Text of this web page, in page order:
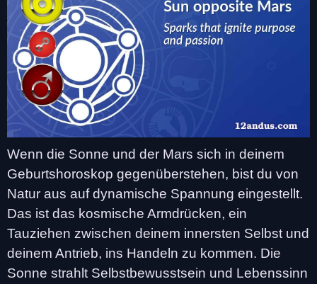
Wenn die Sonne und der Mars sich in deinem
Geburtshoroskop gegenüberstehen, bist du von
Natur aus auf dynamische Spannung eingestellt.
Das ist das kosmische Armdrücken, ein
Tauziehen zwischen deinem innersten Selbst und
deinem Antrieb, ins Handeln zu kommen. Die
Sonne strahlt Selbstbewusstsein und Lebenssinn